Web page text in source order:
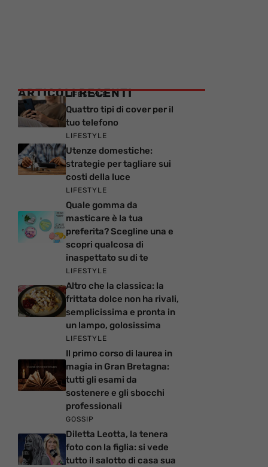
ARTICOLI RECENTI
LIFESTYLE
Quattro tipi di cover per il
tuo telefono
LIFESTYLE
Utenze domestiche:
strategie per tagliare sui
costi della luce
LIFESTYLE
Quale gomma da
masticare è la tua
preferita? Scegline una e
scopri qualcosa di
inaspettato su di te
LIFESTYLE
Altro che la classica: la
frittata dolce non ha rivali,
semplicissima e pronta in
un lampo, golosissima
LIFESTYLE
Il primo corso di laurea in
magia in Gran Bretagna:
tutti gli esami da
sostenere e gli sbocchi
professionali
GOSSIP
Diletta Leotta, la tenera
foto con la figlia: si vede
tutto il salotto di casa sua